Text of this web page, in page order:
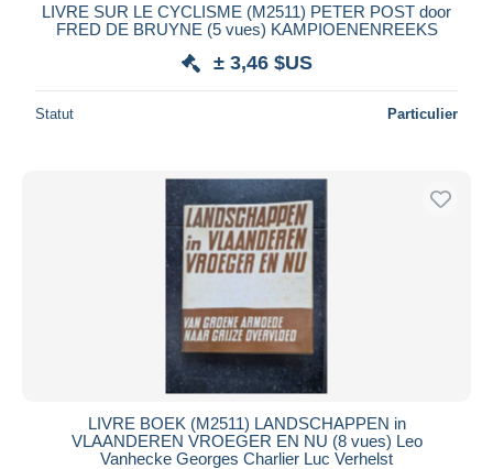
LIVRE SUR LE CYCLISME (M2511) PETER POST door
FRED DE BRUYNE (5 vues) KAMPIOENENREEKS
± 3,46 $US
Statut Particulier
LIVRE BOEK (M2511) LANDSCHAPPEN in
VLAANDEREN VROEGER EN NU (8 vues) Leo
Vanhecke Georges Charlier Luc Verhelst